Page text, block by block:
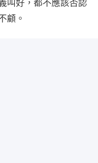
叫好，都不應該否認
顧。